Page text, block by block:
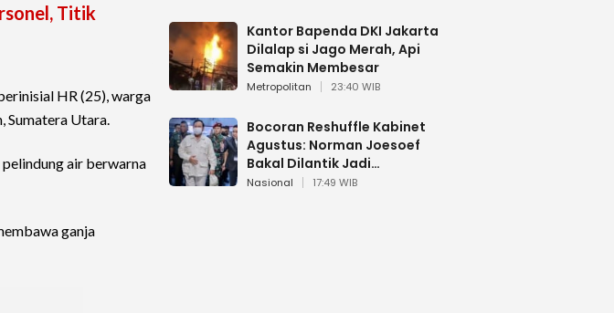
Titik
HR (25), warga
Sumatera Utara.
air berwarna
ganja
Kantor Bapenda DKI Jakarta
Dilalap si Jago Merah, Api
Semakin Membesar
Metropolitan 23:40 WIB
Bocoran Reshuffle Kabinet
Agustus: Norman Joesoef
Bakal Dilantik Jadi
Wamenhan RI
Nasional 17:49 WIB